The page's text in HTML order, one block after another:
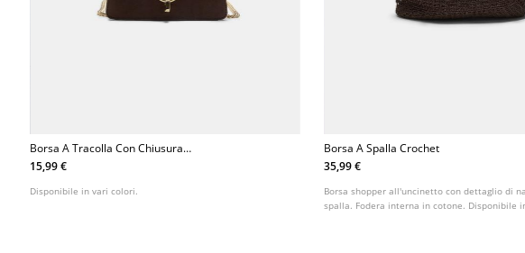
Borsa A Tracolla Con Chiusura
Rotonda
15,99 €
Disponibile in vari colori.
Borsa A Spalla Crochet
35,99 €
Borsa shopper all'uncinetto con dettaglio di
spalla. Fodera interna in cotone. Disponibile